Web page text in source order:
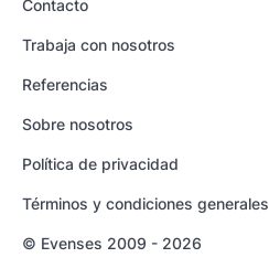
Contacto
Trabaja con nosotros
Referencias
Sobre nosotros
Política de privacidad
Términos y condiciones generales
© Evenses 2009 - 2026